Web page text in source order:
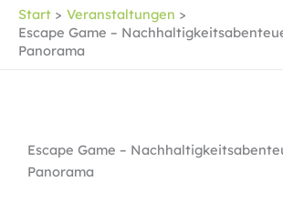
Start
Veranstaltungen
Escape Game –
Panorama
Escape Game –
Panorama